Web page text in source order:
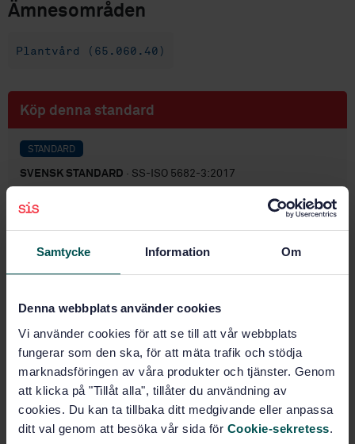
Samtycke Information Om
Denna webbplats använder cookies
Vi använder cookies för att se till att vår webbplats
fungerar som den ska, för att mäta trafik och stödja
marknadsföringen av våra produkter och tjänster. Genom
att klicka på "Tillåt alla", tillåter du användning av
cookies. Du kan ta tillbaka ditt medgivande eller anpassa
ditt val genom att besöka vår sida för Cookie-sekretess.
Ämnesområden
Plantvård (65.060.40)
Köp denna standard
STANDARD
SVENSK STANDARD · SS-ISO 5682-3:2017
Provning för bedömning av prestanda för reglering av
volym/area (ISO 5682-3:2017, IDT)
PDF
Fler alternativ
Produktinformation